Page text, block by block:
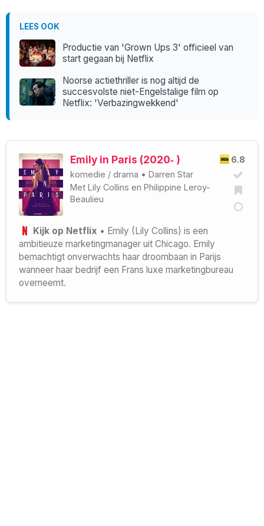
LEES OOK
Productie van 'Grown Ups 3' officieel van
start gegaan bij Netflix
Noorse actiethriller is nog altijd de
succesvolste niet-Engelstalige film op
Netflix: 'Verbazingwekkend'
6.8
Emily in Paris (2020‑ )
komedie / drama • Darren Star
Met Lily Collins en Philippine Leroy-
Beaulieu
Kijk op Netflix • Emily (Lily Collins) is een
ambitieuze marketingmanager uit Chicago. Emily
bemachtigt onverwachts haar droombaan in Parijs
wanneer haar bedrijf een Frans luxe marketingbureau
overneemt.